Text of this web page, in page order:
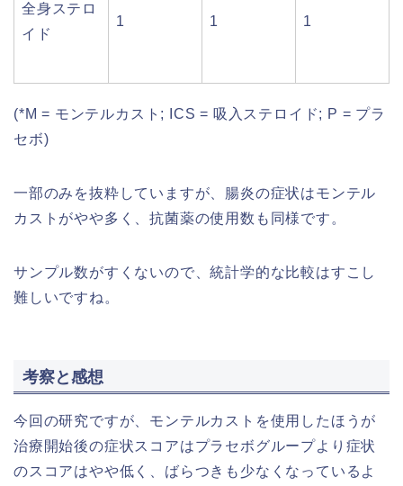
全身ステロ
イド
1 1 1
(*M = モンテルカスト; ICS = 吸入ステロイド; P = プラ
セボ)
一部のみを抜粋していますが、腸炎の症状はモンテル
カストがやや多く、抗菌薬の使用数も同様です。
サンプル数がすくないので、統計学的な比較はすこし
難しいですね。
考察と感想
今回の研究ですが、モンテルカストを使用したほうが
治療開始後の症状スコアはプラセボグループより症状
のスコアはやや低く、ばらつきも少なくなっているよ